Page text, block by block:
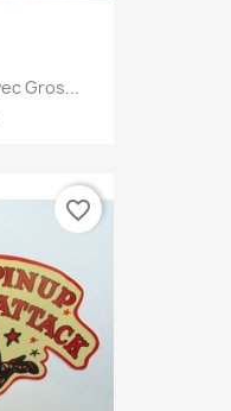
Gros...
favorite_border